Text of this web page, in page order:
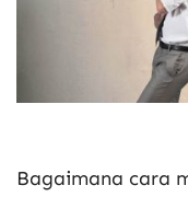
Bagaimana cara